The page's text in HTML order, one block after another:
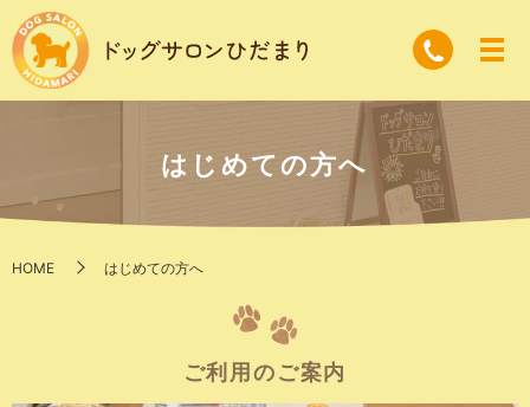
はじめての方へ
HOME はじめての方へ
ご利用のご案内